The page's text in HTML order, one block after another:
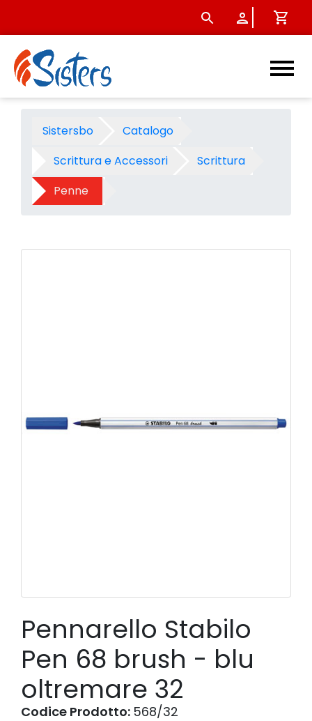
Pennarello Stabilo Pen 68
Sistersbo
Catalogo
Scrittura e Accessori
Scrittura
Penne
Pennarello Stabilo
Pen 68 brush - blu
oltremare 32
Codice Prodotto: 568/32